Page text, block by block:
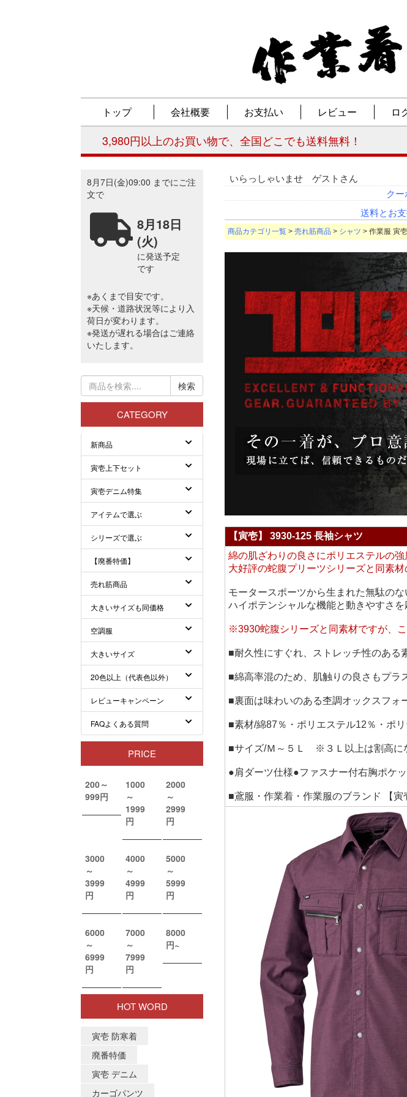
いらっしゃいませ ゲストさん
ク
送料とお
商品カテゴリ一覧 > 売れ筋商品 > シャツ > 作業服 寅
【寅壱】 3930-125 長袖シャツ
綿の肌ざわりの良さにポリエステルの
大好評の蛇腹プリーツシリーズと同素材
モータースポーツから生まれた無駄のな
ハイポテンシャルな機能と動きやすさを
※3930蛇腹シリーズと同素材ですが、
■耐久性にすぐれ、ストレッチ性のある
■綿高率混のため、肌触りの良さもプラ
■裏面は味わいのある杢調オックスフォ
■素材/綿87％・ポリエステル12％・ポ
■サイズ/Ｍ～５Ｌ ※３Ｌ以上は割高に
●肩ダーツ仕様●ファスナー付右胸ポケ
■鳶服・作業着・作業服のブランド 【寅